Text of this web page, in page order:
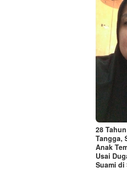
28
Tangga,
Anak
Usai
Suami di